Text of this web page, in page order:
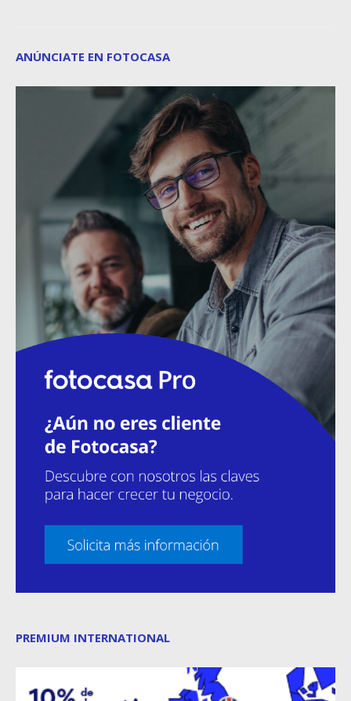
ANÚNCIATE EN FOTOCASA
PREMIUM INTERNATIONAL